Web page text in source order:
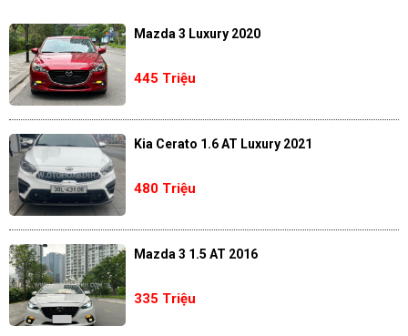
Mazda 3 Luxury 2020
445 Triệu
Kia Cerato 1.6 AT Luxury 2021
480 Triệu
Mazda 3 1.5 AT 2016
335 Triệu